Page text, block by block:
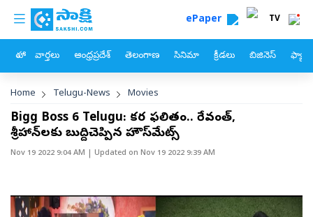
Skip to main content
custom menu ePaper TV
హోం వార్తలు ఆంధ్రప్రదేశ్ తెలంగాణ సినిమా క్రీడలు బిజినెస్
Breadcrumb
Home Telugu-News Movies
Bigg Boss 6 Telugu: కర్మ ఫలితం.. రేవంత్‌,
శ్రీహాన్‌లకు బుద్దిచెప్పిన హౌస్‌మేట్స్‌
Nov 19 2022 9:04 AM | Updated on Nov 19 2022 9:39 AM